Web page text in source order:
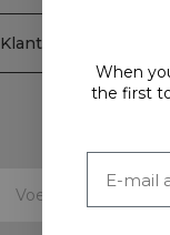
Klantenservice
Schrijf je voor
When
the first